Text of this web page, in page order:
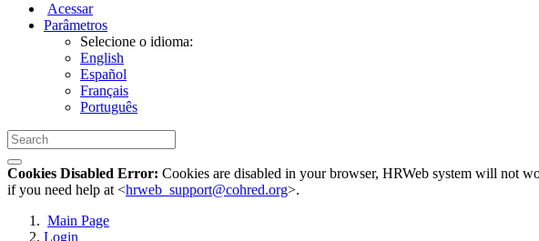
Acessar
Parâmetros
Selecione o idioma:
English
Español
Français
Português
Cookies Disabled Error: Cookies are disabled in your browser, HRWeb system will not
if you need help at <hrweb_support@cohred.org>.
Main Page
Login